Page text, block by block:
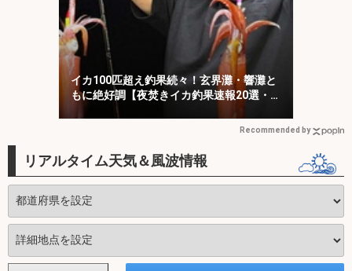
イカ100匹超え釣果続々！玄界灘・響灘と
もに絶好調【夜焚きイカ釣果速報20選・福
Recommended by
リアルタイム天気＆風波情報